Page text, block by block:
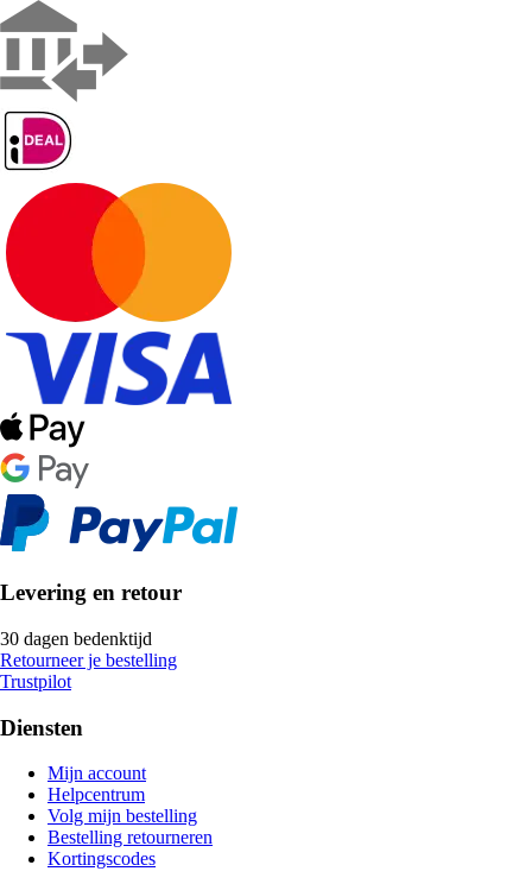
Levering en retour
30 dagen bedenktijd
Retourneer je bestelling
Trustpilot
Diensten
Mijn account
Helpcentrum
Volg mijn bestelling
Bestelling retourneren
Kortingscodes